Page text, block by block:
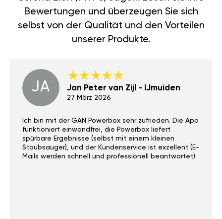
Bewertungen und überzeugen Sie sich
selbst von der Qualität und den Vorteilen
unserer Produkte.
JA Jan Peter van Zijl - IJmuiden
27 März 2026
Ich bin mit der GÄN Powerbox sehr zufrieden. Die App
funktioniert einwandfrei, die Powerbox liefert
spürbare Ergebnisse (selbst mit einem kleinen
Staubsauger), und der Kundenservice ist exzellent (E-
Mails werden schnell und professionell beantwortet).